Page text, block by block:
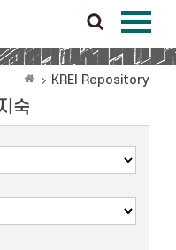
KREI Repository
숙